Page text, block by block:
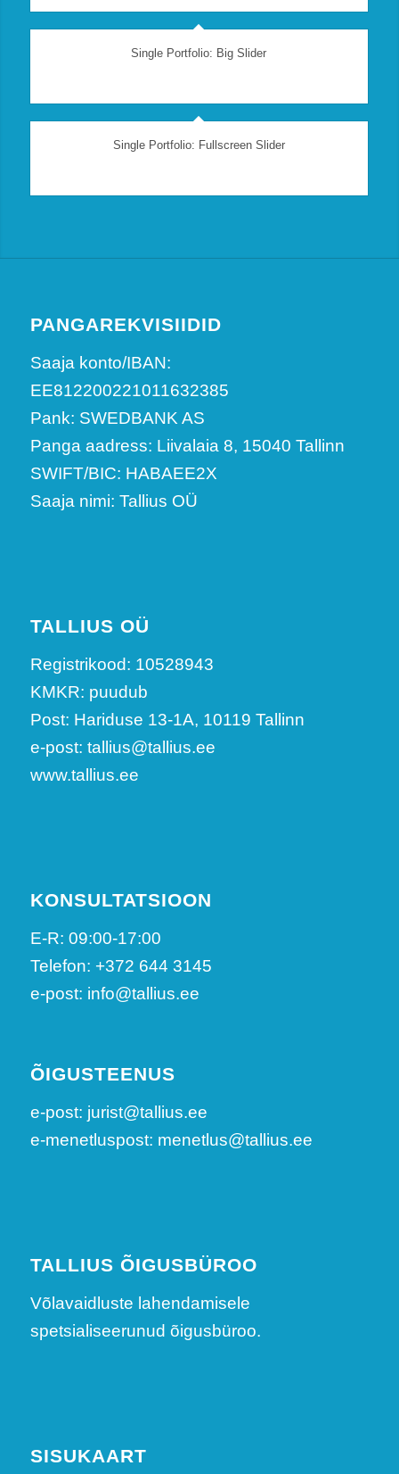
Single Portfolio: Big Slider
Single Portfolio: Fullscreen Slider
PANGAREKVISIIDID
Saaja konto/IBAN:
EE812200221011632385
Pank: SWEDBANK AS
Panga aadress: Liivalaia 8, 15040 Tallinn
SWIFT/BIC: HABAEE2X
Saaja nimi: Tallius OÜ
TALLIUS OÜ
Registrikood: 10528943
KMKR: puudub
Post: Hariduse 13-1A, 10119 Tallinn
e-post: tallius@tallius.ee
www.tallius.ee
KONSULTATSIOON
E-R: 09:00-17:00
Telefon: +372 644 3145
e-post: info@tallius.ee
ÕIGUSTEENUS
e-post: jurist@tallius.ee
e-menetluspost: menetlus@tallius.ee
TALLIUS ÕIGUSBÜROO
Võlavaidluste lahendamisele
spetsialiseerunud õigusbüroo.
SISUKAART